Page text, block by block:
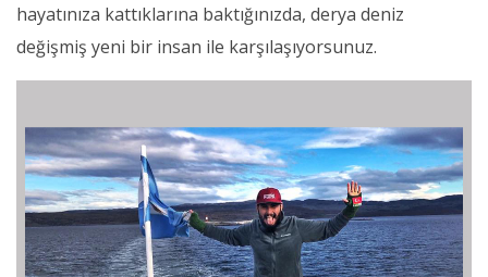
hayatınıza kattıklarına baktığınızda, derya deniz
değişmiş yeni bir insan ile karşılaşıyorsunuz.